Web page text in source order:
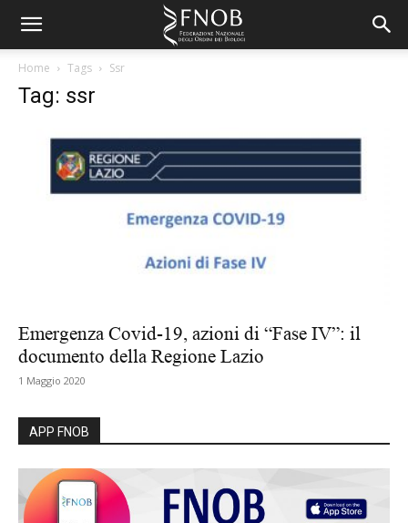
Home Tags Ssr
Tag: ssr
Emergenza Covid-19, azioni di “Fase IV”: il
documento della Regione Lazio
1 Maggio 2020
APP FNOB